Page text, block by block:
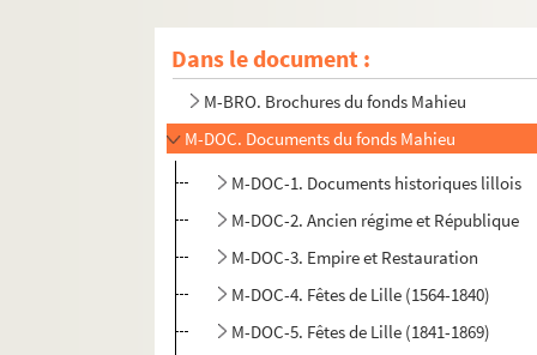
Dans le document :
M-BRO. Brochures du fonds Mahieu
M-DOC. Documents du fonds Mahieu
M-DOC-1. Documents historiques lillois
M-DOC-2. Ancien régime et République
M-DOC-3. Empire et Restauration
M-DOC-4. Fêtes de Lille (1564-1840)
M-DOC-5. Fêtes de Lille (1841-1869)